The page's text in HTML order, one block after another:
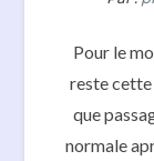
Pour le
reste cette
que
normale